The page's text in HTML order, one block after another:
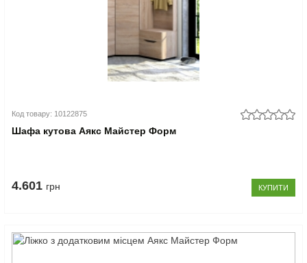
Код товару: 10122875
Шафа кутова Аякс Майстер Форм
4.601 грн КУПИТИ